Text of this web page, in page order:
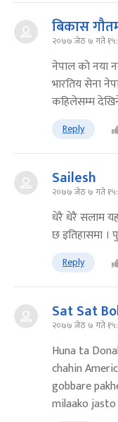
बिकास
२०७७ जेठ ७ गते
नेपाल को नया
भारतिय सेना
कहिलेसम्म
Reply
Sailesh
२०७७ जेठ ७ गते
धेरै धेरै सलाम
छ इतिहासमा ।
Reply
Sat Sat
२०७७ जेठ ७ गते
Huna ta
chahin
gobbare
milaako jasto